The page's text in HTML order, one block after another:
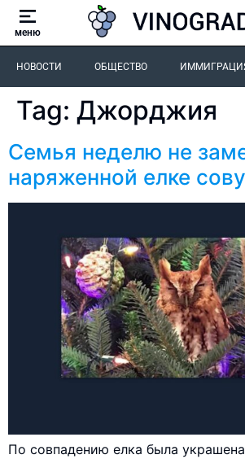
меню
НОВОСТИ ОБЩЕСТВО
Tag: Джорджия
Семья неделю не
наряженной елке сову
По совпадению елка была